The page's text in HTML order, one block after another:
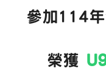
參加114年
榮獲